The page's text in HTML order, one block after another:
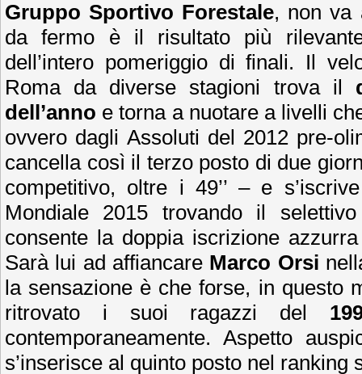
Gruppo Sportivo Forestale, non va
da fermo è il risultato più
dell’intero pomeriggio di finali. Il
Roma da diverse stagioni trova il
dell’anno e torna a nuotare a livelli
ovvero dagli Assoluti del 2012 pre-
cancella così il terzo posto di due
competitivo, oltre i 49’’ – e
Mondiale 2015 trovando il
consente la doppia iscrizione
Sarà lui ad affiancare Marco Orsi
la sensazione è che forse, in questo
ritrovato i suoi ragazzi del
contemporaneamente. Aspetto
s’inserisce al quinto posto nel ranking